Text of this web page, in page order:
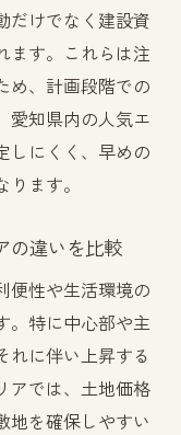
費用差を比較
る方法
相場の考え方
めの資金計画
ランスを取る
と相場感のヒ
ための注意点
考える
だけでなく建設資
ます。これらは注
め、計画段階での
愛知県内の人気エ
しにくく、早めの
ます。
の違いを比較
便性や生活環境の
。特に中心部や主
れに伴い上昇する
アでは、土地価格
地を確保しやすい